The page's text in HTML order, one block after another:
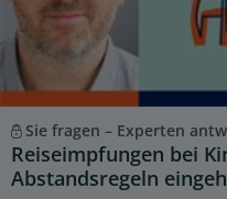
Sie fragen – Experten
Reiseimpfungen bei
Abstandsregeln